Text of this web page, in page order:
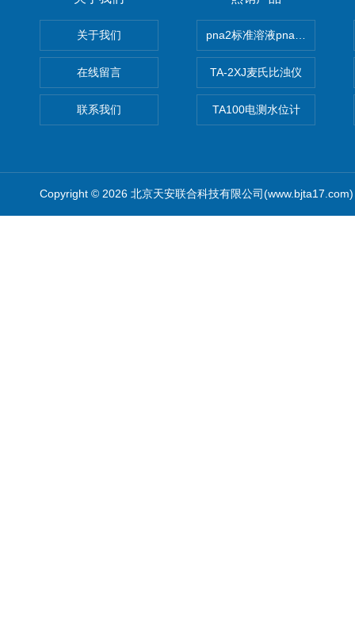
关于我们
在线留言
联系我们
pna2标准溶液pna3 pna4
TA-2XJ麦氏比浊仪
TA100电测水位计
Copyright © 2026 北京天安联合科技有限公司